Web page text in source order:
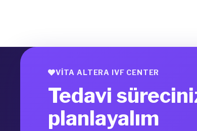
VITA ALTERA IVF CENTER
Tedavi
planlayalım